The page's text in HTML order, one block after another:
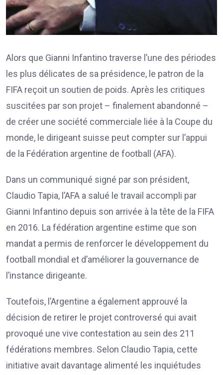
Alors que Gianni Infantino traverse l’une des périodes
les plus délicates de sa présidence, le patron de la
FIFA reçoit un soutien de poids. Après les critiques
suscitées par son projet – finalement abandonné –
de créer une société commerciale liée à la Coupe du
monde, le dirigeant suisse peut compter sur l’appui
de la Fédération argentine de football (AFA).
Dans un communiqué signé par son président,
Claudio Tapia, l’AFA a salué le travail accompli par
Gianni Infantino depuis son arrivée à la tête de la FIFA
en 2016. La fédération argentine estime que son
mandat a permis de renforcer le développement du
football mondial et d’améliorer la gouvernance de
l’instance dirigeante.
Toutefois, l’Argentine a également approuvé la
décision de retirer le projet controversé qui avait
provoqué une vive contestation au sein des 211
fédérations membres. Selon Claudio Tapia, cette
initiative avait davantage alimenté les inquiétudes